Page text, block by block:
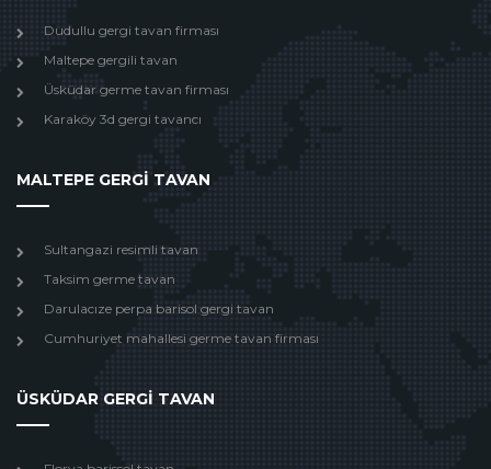
Dudullu gergi tavan firması
Maltepe gergili tavan
Üsküdar germe tavan firması
Karaköy 3d gergi tavancı
MALTEPE GERGİ TAVAN
Sultangazi resimli tavan
Taksim germe tavan
Darulacıze perpa barisol gergi tavan
Cumhuriyet mahallesi germe tavan firması
ÜSKÜDAR GERGİ TAVAN